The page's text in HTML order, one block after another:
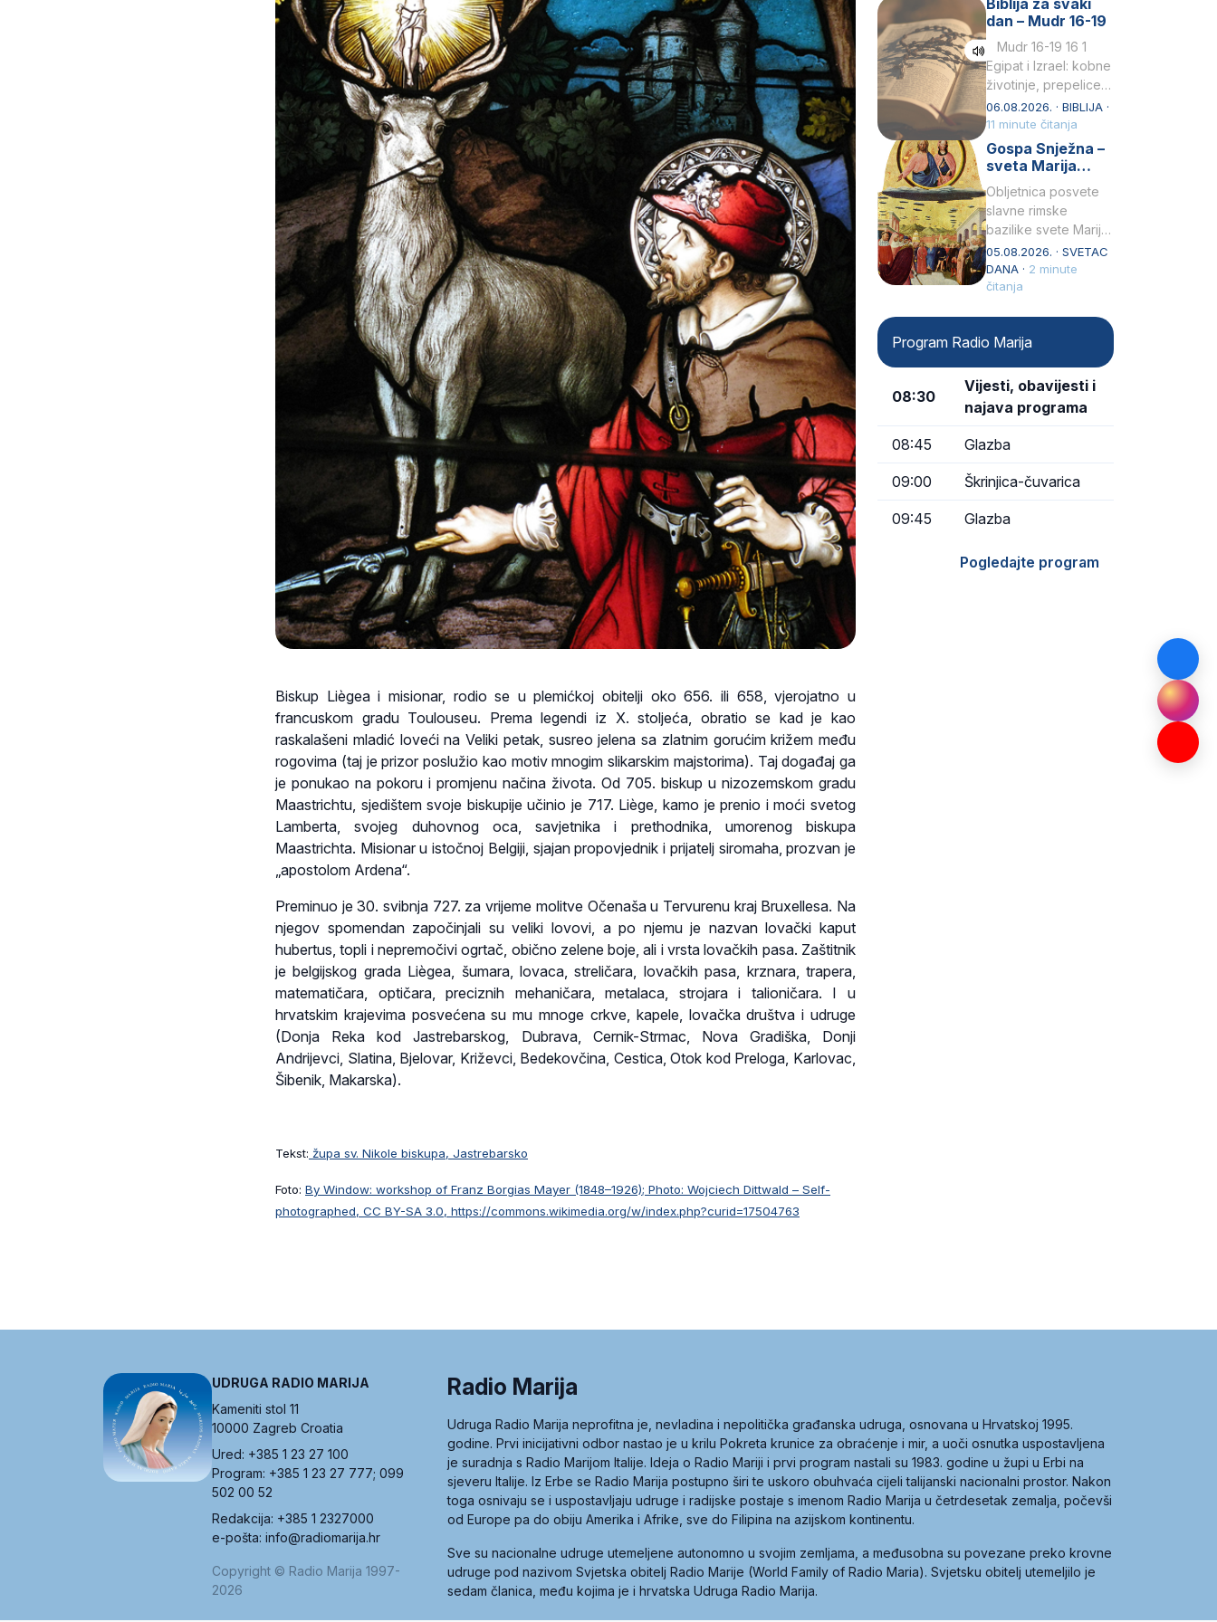
Biskup Liègea i misionar, rodio se u plemićkoj obitelji oko 656. ili 658, vjerojatno u
francuskom gradu Toulouseu. Prema legendi iz X. stoljeća, obratio se kad je kao
raskalašeni mladić loveći na Veliki petak, susreo jelena sa zlatnim gorućim križem među
rogovima (taj je prizor poslužio kao motiv mnogim slikarskim majstorima). Taj događaj ga
je ponukao na pokoru i promjenu načina života. Od 705. biskup u nizozemskom gradu
Maastrichtu, sjedištem svoje biskupije učinio je 717. Liège, kamo je prenio i moći svetog
Lamberta, svojeg duhovnog oca, savjetnika i prethodnika, umorenog biskupa
Maastrichta. Misionar u istočnoj Belgiji, sjajan propovjednik i prijatelj siromaha, prozvan je
„apostolom Ardena“.
Preminuo je 30. svibnja 727. za vrijeme molitve Očenaša u Tervurenu kraj Bruxellesa. Na
njegov spomendan započinjali su veliki lovovi, a po njemu je nazvan lovački kaput
hubertus, topli i nepremočivi ogrtač, obično zelene boje, ali i vrsta lovačkih pasa. Zaštitnik
je belgijskog grada Liègea, šumara, lovaca, streličara, lovačkih pasa, krznara, trapera,
matematičara, optičara, preciznih mehaničara, metalaca, strojara i talioničara. I u
hrvatskim krajevima posvećena su mu mnoge crkve, kapele, lovačka društva i udruge
(Donja Reka kod Jastrebarskog, Dubrava, Cernik-Strmac, Nova Gradiška, Donji
Andrijevci, Slatina, Bjelovar, Križevci, Bedekovčina, Cestica, Otok kod Preloga, Karlovac,
Šibenik, Makarska).
Tekst: župa sv. Nikole biskupa, Jastrebarsko
Foto: By Window: workshop of Franz Borgias Mayer (1848–1926); Photo: Wojciech Dittwald – Self-
photographed, CC BY-SA 3.0, https://commons.wikimedia.org/w/index.php?curid=17504763
Petar u svojoj
drugoj…
Biblija za svaki
dan – Mudr 16-19
Mudr 16-19 16 1
Egipat i Izrael: kobne
životinje, prepelice
Zato bijahu
primjereno kažnjeni
sličnim životinjamai
mučeni mnoštvom
06.08.2026. · BIBLIJA ·
11 minute čitanja
Gospa Snježna –
sveta Marija
Velika, zaštitnica
rimske bazilike
Obljetnica posvete
slavne rimske
bazilike svete Marije
Velike (Santa Maria
Maggiore) u narodu
se slavi kao Gospa
05.08.2026. · SVETAC
DANA · 2 minute
čitanja
Program Radio Marija
08:30
Vijesti, obavijesti i
najava programa
08:45 Glazba
09:00 Škrinjica-čuvarica
09:45 Glazba
Pogledajte program
UDRUGA RADIO MARIJA
Kameniti stol 11
10000 Zagreb Croatia
Ured: +385 1 23 27 100
Program: +385 1 23 27 777; 099
502 00 52
Redakcija: +385 1 2327000
e-pošta: info@radiomarija.hr
Copyright © Radio Marija 1997-
2026
Radio Marija
Udruga Radio Marija neprofitna je, nevladina i nepolitička građanska udruga, osnovana u Hrvatskoj 1995.
godine. Prvi inicijativni odbor nastao je u krilu Pokreta krunice za obraćenje i mir, a uoči osnutka uspostavljena
je suradnja s Radio Marijom Italije. Ideja o Radio Mariji i prvi program nastali su 1983. godine u župi u Erbi na
sjeveru Italije. Iz Erbe se Radio Marija postupno širi te uskoro obuhvaća cijeli talijanski nacionalni prostor. Nakon
toga osnivaju se i uspostavljaju udruge i radijske postaje s imenom Radio Marija u četrdesetak zemalja, počevši
od Europe pa do obiju Amerika i Afrike, sve do Filipina na azijskom kontinentu.
Sve su nacionalne udruge utemeljene autonomno u svojim zemljama, a međusobna su povezane preko krovne
udruge pod nazivom Svjetska obitelj Radio Marije (World Family of Radio Maria). Svjetsku obitelj utemeljilo je
sedam članica, među kojima je i hrvatska Udruga Radio Marija.